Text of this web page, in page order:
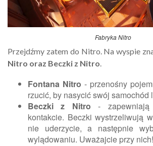
Fabryka Nitro
Przejdźmy zatem do Nitro. Na wyspie
Nitro oraz Beczki z Nitro.
Fontana Nitro - przenośny
rzucić, by nasycić swój samochód
Beczki z Nitro -
kontakcie. Beczki wystrzeliwują
nie uderzycie, a następnie
wylądowaniu. Uważajcie przy nich!